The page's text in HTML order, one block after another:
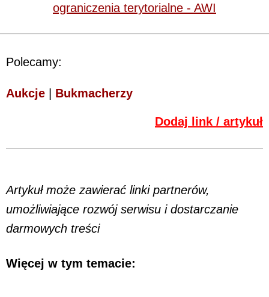
ograniczenia terytorialne - AWI
Polecamy:
Aukcje Bukmacherzy
Dodaj link / artykuł
Artykuł może zawierać linki partnerów,
umożliwiające rozwój serwisu i dostarczanie
darmowych treści
Więcej w tym temacie: